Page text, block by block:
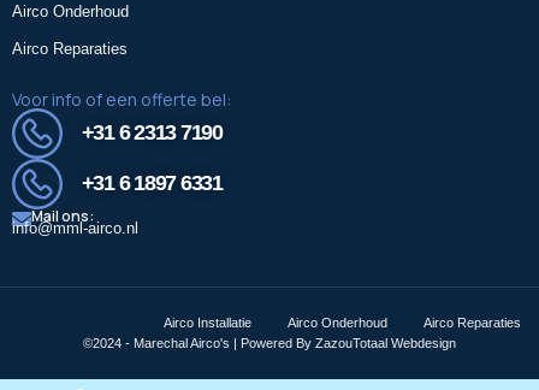
Airco Onderhoud
Airco Reparaties
Voor info of een offerte bel:
+31 6 2313 7190
+31 6 1897 6331
Mail ons:
info@mml-airco.nl
©2024 - Marechal Airco's | Powered By ZazouTotaal Webdesign
Airco Installatie Airco Onderhoud Airco Reparaties